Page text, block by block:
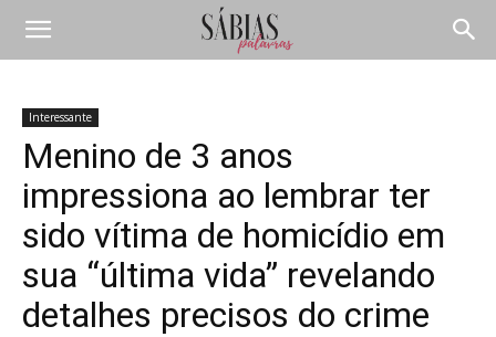
Interessante
Menino de 3 anos
impressiona ao lembrar ter
sido vítima de homicídio em
sua “última vida” revelando
detalhes precisos do crime